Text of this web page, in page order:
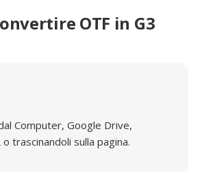
OTF in G3
Computer, Google Drive,
trascinandoli sulla pagina.